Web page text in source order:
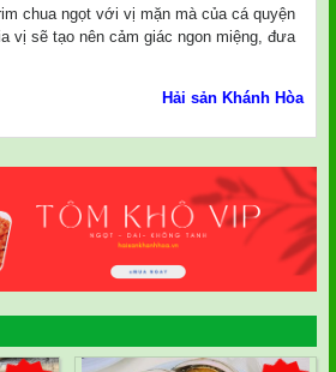
chua ngọt với vị mặn mà của cá quyện
vị sẽ tạo nên cảm giác ngon miệng, đưa
Hải sản Khánh Hòa